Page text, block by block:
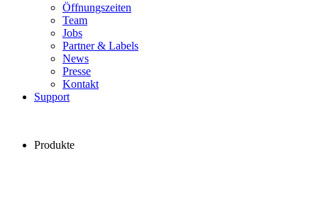
Öffnungszeiten
Team
Jobs
Partner & Labels
News
Presse
Kontakt
Support
Produkte